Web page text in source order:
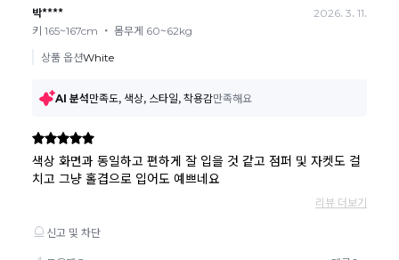
배송된 상품이 설치가 완료된 경우(가전, 가구 등)
기타 전자상거래 등에서의 소비자보호에 관한 법률이 정
로 관련 문의는 고객센터를 통해 부탁드립니다.